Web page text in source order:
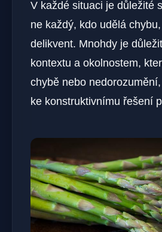
V každé situaci je důležité
ne každý, kdo udělá
delikvent. Mnohdy je
kontextu a okolnostem,
chybě nebo
ke konstruktivnímu řešení